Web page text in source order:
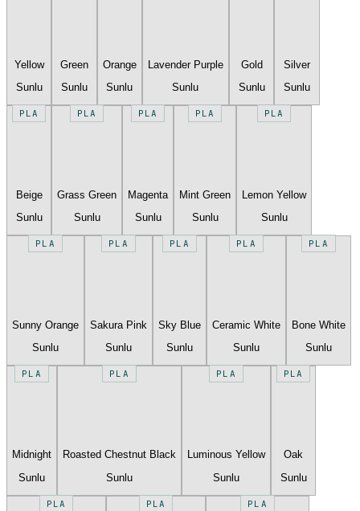
Yellow
Sunlu
Green
Sunlu
Orange
Sunlu
Lavender Purple
Sunlu
Gold
Sunlu
Silver
Sunlu
PLA
Beige
Sunlu
PLA
Grass Green
Sunlu
PLA
Magenta
Sunlu
PLA
Mint Green
Sunlu
PLA
Lemon Yellow
Sunlu
PLA
Sunny Orange
Sunlu
PLA
Sakura Pink
Sunlu
PLA
Sky Blue
Sunlu
PLA
Ceramic White
Sunlu
PLA
Bone White
Sunlu
PLA
Midnight
Sunlu
PLA
Roasted Chestnut Black
Sunlu
PLA
Luminous Yellow
Sunlu
PLA
Oak
Sunlu
PLA PLA PLA